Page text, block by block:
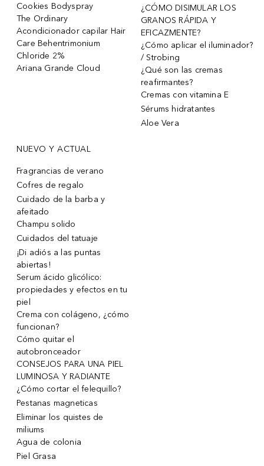
Cookies Bodyspray
The Ordinary
Acondicionador capilar Hair
Care Behentrimonium
Chloride 2%
Ariana Grande Cloud
¿CÓMO DISIMULAR LOS
GRANOS RÁPIDA Y
EFICAZMENTE?
¿Cómo aplicar el iluminador?
/ Strobing
¿Qué son las cremas
reafirmantes?
Cremas con vitamina E
Sérums hidratantes
Aloe Vera
NUEVO Y ACTUAL
Fragrancias de verano
Cofres de regalo
Cuidado de la barba y
afeitado
Champu solido
Cuidados del tatuaje
¡Di adiós a las puntas
abiertas!
Serum ácido glicólico:
propiedades y efectos en tu
piel
Crema con colágeno, ¿cómo
funcionan?
Cómo quitar el
autobronceador
CONSEJOS PARA UNA PIEL
LUMINOSA Y RADIANTE
¿Cómo cortar el felequillo?
Pestanas magneticas
Eliminar los quistes de
miliums
Agua de colonia
Piel Grasa